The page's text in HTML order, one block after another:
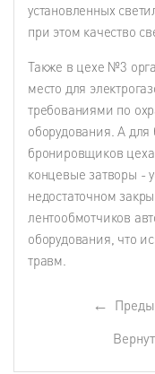
установленных
при этом качество
Также в цехе №3
место для
требованиями по
оборудования. А
бронировщиков
концевые затворы -
недостаточном
лентообмотчиков
оборудования, что
травм.
←